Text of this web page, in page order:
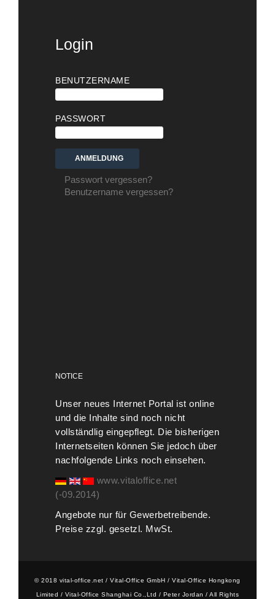
Login
BENUTZERNAME
PASSWORT
Passwort vergessen?
Benutzername vergessen?
NOTICE
Unser neues Internet Portal ist online
und die Inhalte sind noch nicht
vollständlig eingepflegt. Die bisherigen
Internetseiten können Sie jedoch über
nachfolgende Links noch einsehen.
www.vitaloffice.net
(-09.2014)
Angebote nur für Gewerbetreibende.
Preise zzgl. gesetzl. MwSt.
© 2018 vital-office.net / Vital-Office GmbH / Vital-Office Hongkong
Limited / Vital-Office Shanghai Co.,Ltd / Peter Jordan / All Rights